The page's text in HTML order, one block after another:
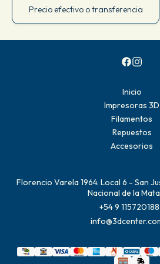
Precio efectivo o transferencia
Inicio
Impresoras 3D
Filamentos
Repuestos
Accesorios
Florencio Varela 1964. Local 6 - San
Nacional de la
+54 9